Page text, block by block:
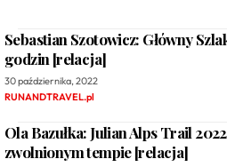
Sebastian Szotowicz: Główny
godzin [relacja]
30 października, 2022
RUNANDTRAVEL.pl
Ola Bazułka: Julian Alps Trail
zwolnionym tempie [relacja]